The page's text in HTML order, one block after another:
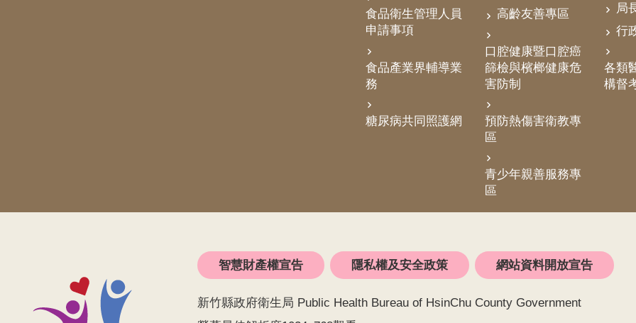
食品衛生管理人員
申請事項
食品產業界輔導業
務
糖尿病共同照護網
高齡友善專區
口腔健康暨口腔癌
篩檢與檳榔健康危
害防制
預防熱傷害衛教專
區
青少年親善服務專
區
局
行
各類
構督
智慧財產權宣告 隱私權及安全政策 網站資料開放宣告
新竹縣政府衛生局 Public Health Bureau of HsinChu County Government